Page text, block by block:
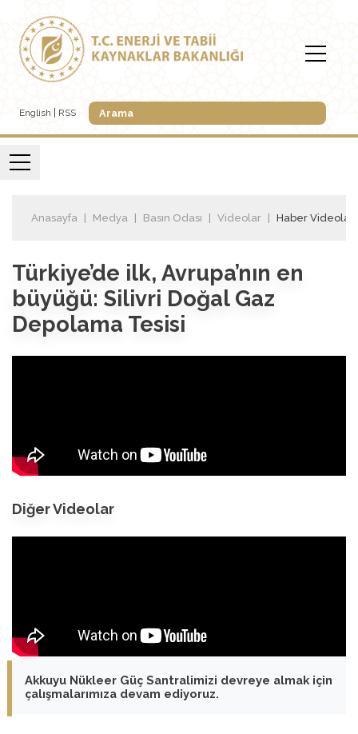
English RSS
Anasayfa Medya Basın Odası Videolar Haber Videoları
Türkiye’de ilk, Avrupa’nın en
büyüğü: Silivri Doğal Gaz
Depolama Tesisi
Diğer Videolar
Akkuyu Nükleer Güç Santralimizi devreye almak için
çalışmalarımıza devam ediyoruz.